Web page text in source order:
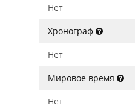
Нет
Хронограф
Нет
Мировое время
Нет